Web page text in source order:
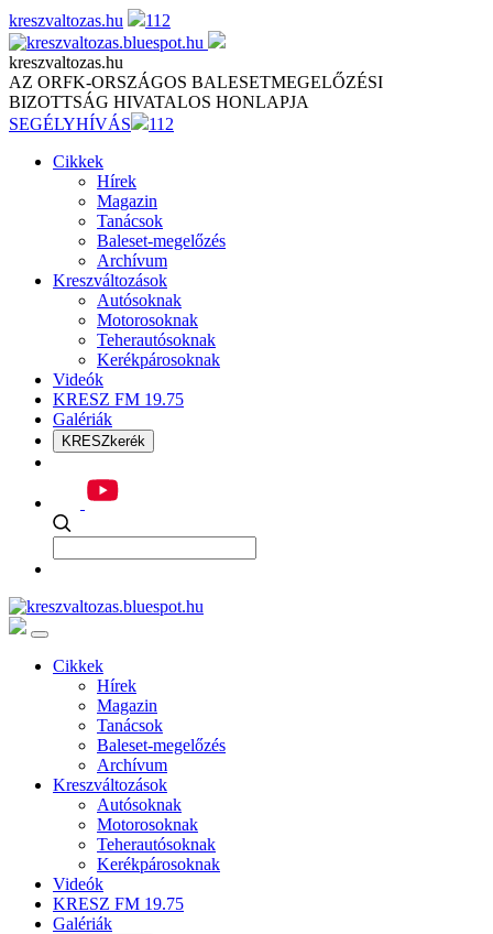
Skip
to
content
kreszvaltozas.hu 112
kreszvaltozas.hu
AZ ORFK-ORSZÁGOS BALESETMEGELŐZÉSI
BIZOTTSÁG HIVATALOS HONLAPJA
SEGÉLYHÍVÁS
112
Cikkek
Hírek
Magazin
Tanácsok
Baleset-megelőzés
Archívum
Kreszváltozások
Autósoknak
Motorosoknak
Teherautósoknak
Kerékpárosoknak
Videók
KRESZ FM 19.75
Galériák
KRESZkerék
Cikkek
Hírek
Magazin
Tanácsok
Baleset-megelőzés
Archívum
Kreszváltozások
Autósoknak
Motorosoknak
Teherautósoknak
Kerékpárosoknak
Videók
KRESZ FM 19.75
Galériák